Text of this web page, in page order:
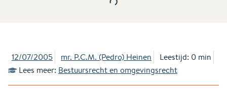
12/07/2005 mr. P.C.M. (Pedro) Heinen
Leestijd: 0 min
Lees meer: Bestuursrecht en omgevingsrecht